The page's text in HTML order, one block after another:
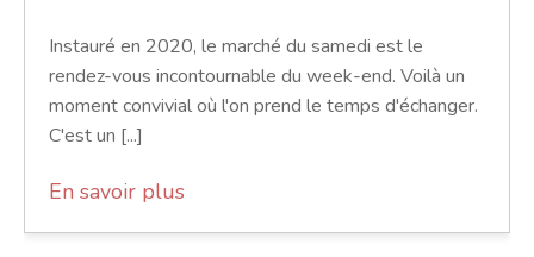
Instauré en 2020, le marché du samedi est le
rendez-vous incontournable du week-end. Voilà un
moment convivial où l'on prend le temps d'échanger.
C'est un [...]
En savoir plus